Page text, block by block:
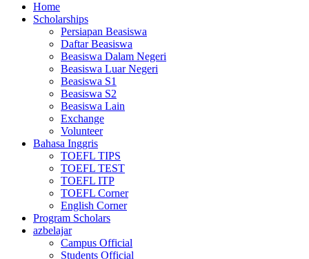
Home
Scholarships
Persiapan Beasiswa
Daftar Beasiswa
Beasiswa Dalam Negeri
Beasiswa Luar Negeri
Beasiswa S1
Beasiswa S2
Beasiswa Lain
Exchange
Volunteer
Bahasa Inggris
TOEFL TIPS
TOEFL TEST
TOEFL ITP
TOEFL Corner
English Corner
Program Scholars
azbelajar
Campus Official
Students Official